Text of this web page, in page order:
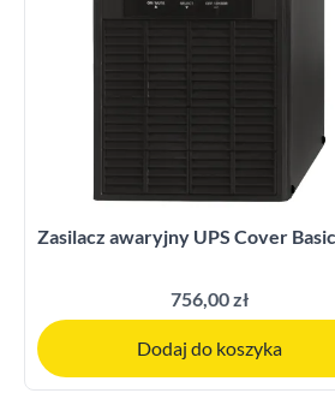
Zasilacz awaryjny UPS Cover
756,00 zł
Dodaj do koszyka